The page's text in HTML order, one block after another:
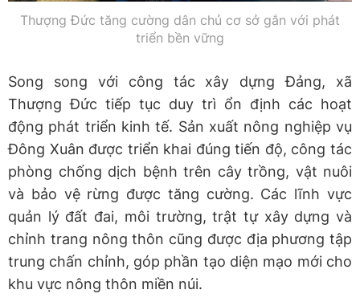
Thượng Đức tăng cường dân chủ cơ sở gắn với phát
triển bền vững
Song song với công tác xây dựng Đảng, xã
Thượng Đức tiếp tục duy trì ổn định các hoạt
động phát triển kinh tế. Sản xuất nông nghiệp vụ
Đông Xuân được triển khai đúng tiến độ, công tác
phòng chống dịch bệnh trên cây trồng, vật nuôi
và bảo vệ rừng được tăng cường. Các lĩnh vực
quản lý đất đai, môi trường, trật tự xây dựng và
chỉnh trang nông thôn cũng được địa phương tập
trung chấn chỉnh, góp phần tạo diện mạo mới cho
khu vực nông thôn miền núi.